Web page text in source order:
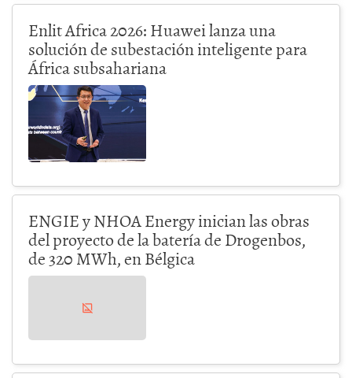
Enlit Africa 2026: Huawei lanza una
solución de subestación inteligente para
África subsahariana
ENGIE y NHOA Energy inician las obras
del proyecto de la batería de Drogenbos,
de 320 MWh, en Bélgica